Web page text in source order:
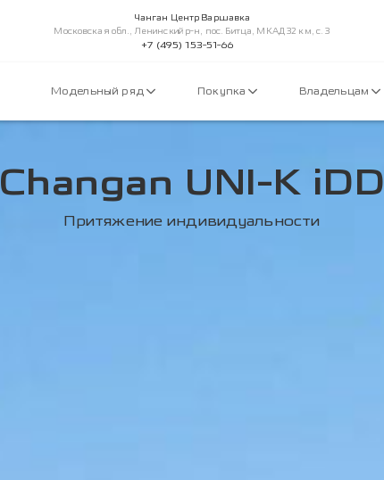
Чанган Центр Варшавка
Московская обл., Ленинский р-н, пос. Битца, МКАД 32 км, с. 3
+7 (495) 153-51-66
Модельный ряд Покупка Владельцам
Changan UNI-K iDD
Притяжение индивидуальности